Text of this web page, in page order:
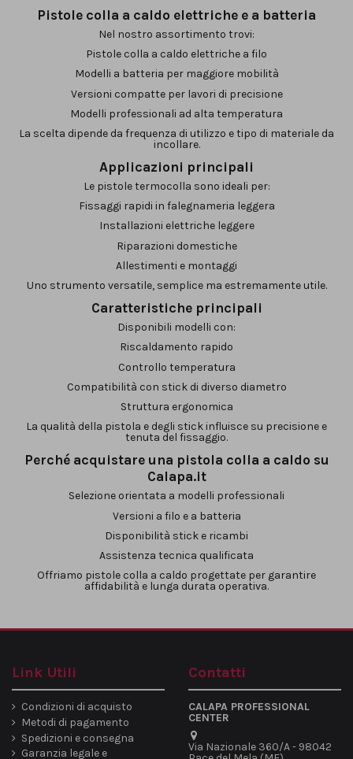
Pistole colla a caldo elettriche e a batteria
Nel nostro assortimento trovi:
Pistole colla a caldo elettriche a filo
Modelli a batteria per maggiore mobilità
Versioni compatte per lavori di precisione
Modelli professionali ad alta temperatura
La scelta dipende da frequenza di utilizzo e tipo di materiale da
incollare.
Applicazioni principali
Le pistole termocolla sono ideali per:
Fissaggi rapidi in falegnameria leggera
Installazioni elettriche leggere
Riparazioni domestiche
Allestimenti e montaggi
Uno strumento versatile, semplice ma estremamente utile.
Caratteristiche principali
Disponibili modelli con:
Riscaldamento rapido
Controllo temperatura
Compatibilità con stick di diverso diametro
Struttura ergonomica
La qualità della pistola e degli stick influisce su precisione e
tenuta del fissaggio.
Perché acquistare una pistola colla a caldo su
Calapa.it
Selezione orientata a modelli professionali
Versioni a filo e a batteria
Disponibilità stick e ricambi
Assistenza tecnica qualificata
Offriamo pistole colla a caldo progettate per garantire
affidabilità e lunga durata operativa.
Link Utili
Condizioni di acquisto
Metodi di pagamento
Spedizioni e consegna
Garanzia legale e
Contatti
CALAPA PROFESSIONAL
CENTER
Via Nazionale 360/A - 98042